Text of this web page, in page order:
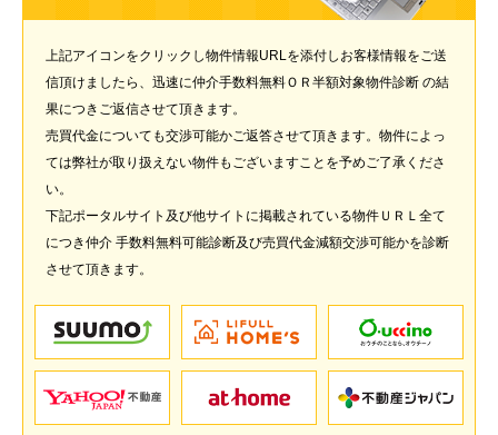
上記アイコンをクリックし物件情報URLを添付しお客様情報をご送
信頂けましたら、迅速に仲介手数料無料ＯＲ半額対象物件診断 の結
果につきご返信させて頂きます。
売買代金についても交渉可能かご返答させて頂きます。物件によっ
ては弊社が取り扱えない物件もございますことを予めご了承くださ
い。
下記ポータルサイト及び他サイトに掲載されている物件ＵＲＬ全て
につき仲介 手数料無料可能診断及び売買代金減額交渉可能かを診断
させて頂きます。